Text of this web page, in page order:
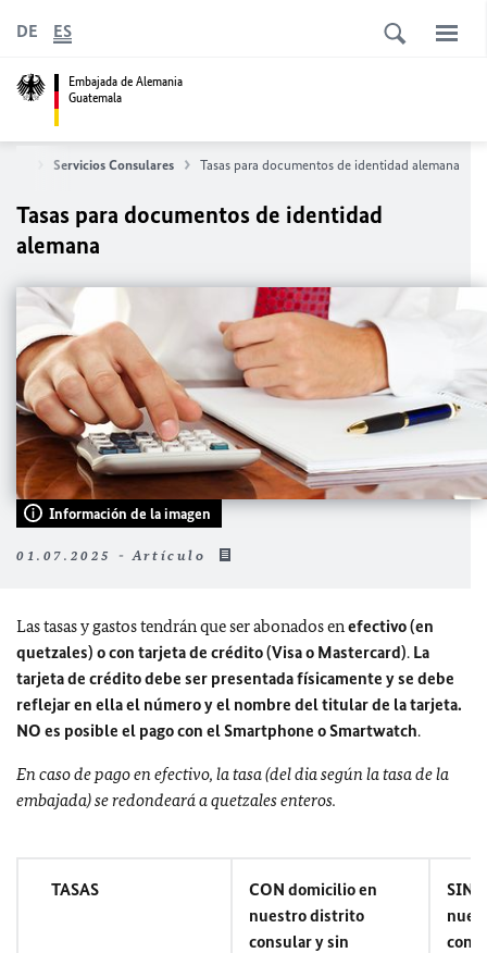
Embajada de Alemania
Guatemala
DE ES
Servicios Consulares Tasas para documentos de identidad alemana
Tasas para documentos de identidad
alemana
Información de la imagen
01.07.2025 - Artículo
Las tasas y gastos tendrán que ser abonados en efectivo (en
quetzales) o con tarjeta de crédito (Visa o Mastercard). La
tarjeta de crédito debe ser presentada físicamente y se debe
reflejar en ella el número y el nombre del titular de la tarjeta.
NO es posible el pago con el Smartphone o Smartwatch.
En caso de pago en efectivo, la tasa (del dia según la tasa de la
embajada) se redondeará a quetzales enteros.
TASAS
CON domicilio en
nuestro distrito
consular y sin
SIN